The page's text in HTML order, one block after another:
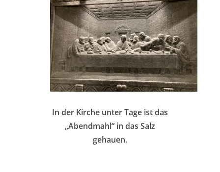
In der Kirche unter Tage ist das
„Abendmahl“ in das Salz
gehauen.